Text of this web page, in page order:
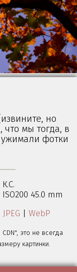
но
что мы тогда, в
фотки
К.С.
45.0 mm
JPEG | WebP
это не всегда
картинки.